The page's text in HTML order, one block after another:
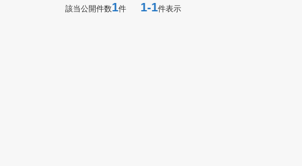
該当公開件数1件 1-1件表示